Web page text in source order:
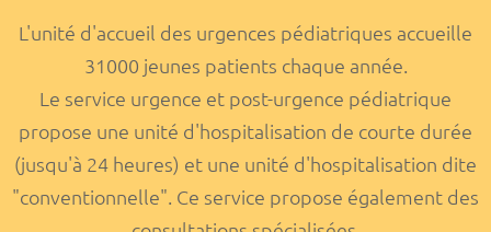
L'unité d'accueil des urgences pédiatriques accueille
31000 jeunes patients chaque année.
Le service urgence et post-urgence pédiatrique
propose une unité d'hospitalisation de courte durée
(jusqu'à 24 heures) et une unité d'hospitalisation dite
"conventionnelle". Ce service propose également des